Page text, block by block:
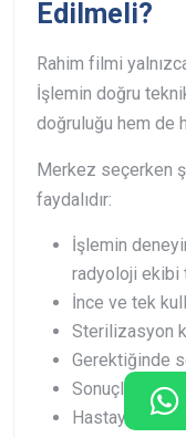
Edilmeli?
Rahim filmi
İşlemin doğru
doğruluğu hem de
Merkez seçerken
faydalıdır:
İşlemin
radyoloji ekibi
İnce ve tek
Sterilizasyon
Gerektiğinde
Sonuçların
Hastaya işlem